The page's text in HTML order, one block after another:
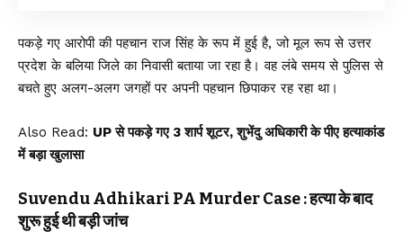
पकड़े गए आरोपी की पहचान राज सिंह के रूप में हुई है, जो मूल रूप से उत्तर
प्रदेश के बलिया जिले का निवासी बताया जा रहा है। वह लंबे समय से पुलिस से
बचते हुए अलग-अलग जगहों पर अपनी पहचान छिपाकर रह रहा था।
Also Read: UP से पकड़े गए 3 शार्प शूटर, शुभेंदु अधिकारी के पीए हत्याकांड
में बड़ा खुलासा
Suvendu Adhikari PA Murder Case : हत्या के बाद
शुरू हुई थी बड़ी जांच